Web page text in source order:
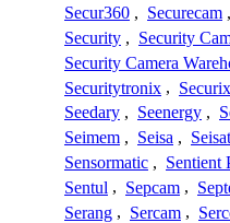
Secur360 , Securecam ,
Security , Security
Security Camera
Securitytronix , Securix
Seedary , Seenergy ,
Seimem , Seisa ,
Sensormatic , Sentient
Sentul , Sepcam ,
Serang , Sercam ,